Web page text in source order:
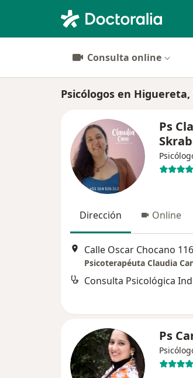
Consulta online
Psicólogos en Higuereta,
Ps
Dirección Online
Calle Oscar Chocano
Psicoterapéuta Claudia
Consulta Psicológica
Ps